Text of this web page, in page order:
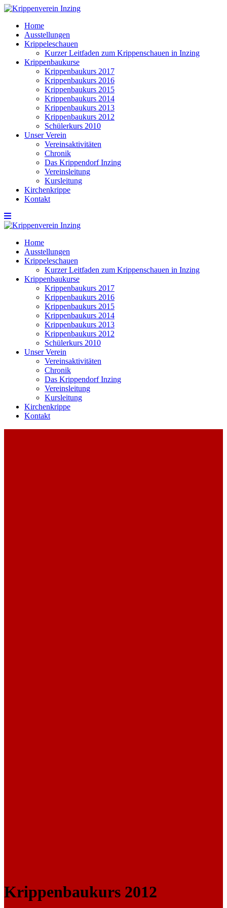
Home
Ausstellungen
Krippeleschauen
Kurzer Leitfaden zum Krippenschauen in Inzing
Krippenbaukurse
Krippenbaukurs 2017
Krippenbaukurs 2016
Krippenbaukurs 2015
Krippenbaukurs 2014
Krippenbaukurs 2013
Krippenbaukurs 2012
Schülerkurs 2010
Unser Verein
Vereinsaktivitäten
Chronik
Das Krippendorf Inzing
Vereinsleitung
Kursleitung
Kirchenkrippe
Kontakt
Home
Ausstellungen
Krippeleschauen
Kurzer Leitfaden zum Krippenschauen in Inzing
Krippenbaukurse
Krippenbaukurs 2017
Krippenbaukurs 2016
Krippenbaukurs 2015
Krippenbaukurs 2014
Krippenbaukurs 2013
Krippenbaukurs 2012
Schülerkurs 2010
Unser Verein
Vereinsaktivitäten
Chronik
Das Krippendorf Inzing
Vereinsleitung
Kursleitung
Kirchenkrippe
Kontakt
Krippenbaukurs 2012